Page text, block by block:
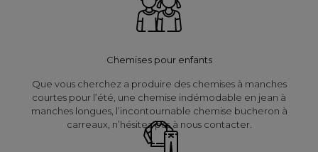
Chemises pour enfants
Que vous cherchez a produire des chemises à manches
courtes pour l’été, une chemise indémodable en jean à
manches longues, l’incontournable chemise bucheron à
carreaux, n’hésitez pas à nous contacter.